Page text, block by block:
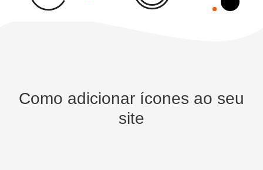
Como adicionar ícones ao seu
site